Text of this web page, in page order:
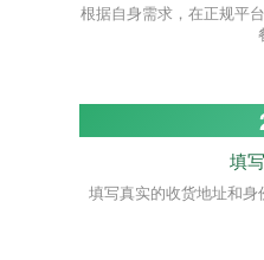
根据自身需求，在正规平
填
填写真实的收货地址和